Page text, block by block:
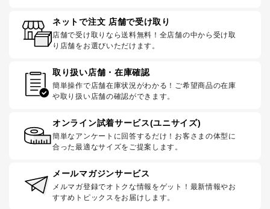
ネットで注文 店舗で受け取り
店舗で受け取りなら送料無料！全店舗の中から受け取
り店舗をお選びいただけます。
取り扱い店舗・在庫確認
簡単操作で店舗在庫状況がわかる！ご希望商品の在庫
や取り扱い店舗の確認ができます。
オンライン試着サービス(ユニサイズ)
簡単なアンケートに回答するだけ！お客さまの体型に
合った最適なサイズをご提案します。
メールマガジンサービス
メルマガ登録でオトクな情報をゲット！最新情報やお
すすめトピックスをお届けします。